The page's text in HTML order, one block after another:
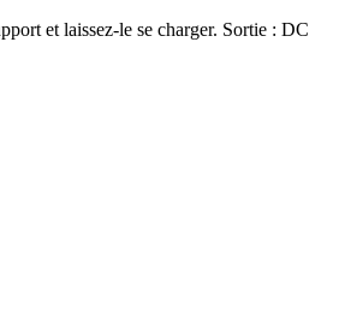
et laissez-le se charger. Sortie : DC